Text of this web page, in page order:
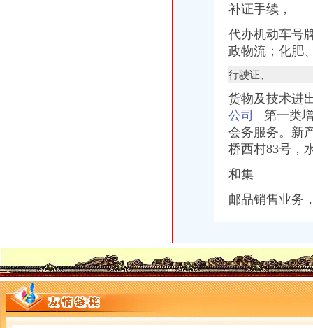
重庆蓝鼎影视媒有限公司,主营：影视制作的策划；承办经批准的文
渝中区增高鞋加盟渝中区增高鞋加盟店渝中区加盟增高鞋店-渝中区
大信国际物流（上海）有限公司重庆分公司-大信国际物流（上海）有
重庆百货（）_公司公告_重庆百货大楼股份有限公司2013年度
成都西南交大工程建设咨询监理有限责任公司重庆分公司-主页
重庆渝中区泰国乳胶枕头教大家如何买到正宗的泰国乳胶枕头_第1页_
民生国际船务代理有限公司
重庆食品饮料企业黄页
重庆市邮政公司
渝中区海事海商在线律师_渝中区海事海商律师在线免费咨询_华律网
重庆百货大楼股份有限公司对外投资公告
补证手续，
代办机动车号
政物流；化肥
行驶证、
货物及技术进
公司
第一类
会务服务。新
桥西村83号
和集
邮品销售业务